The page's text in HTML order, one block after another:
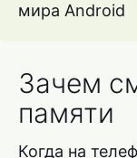
мира Android
Зачем
памяти
Когда на